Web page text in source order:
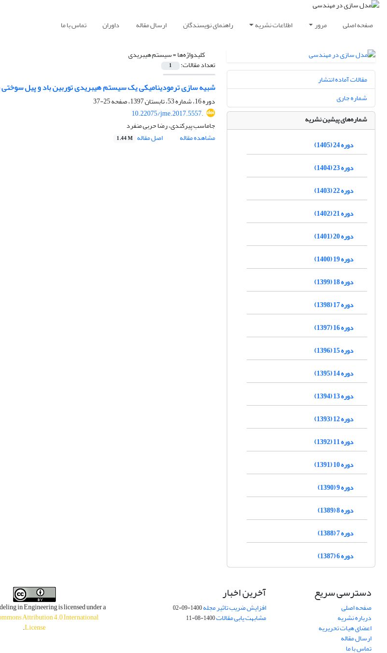
صفحه اصلی مرور اطلاعات نشریه راهنمای نویسندگان ارسال مقاله داوران تماس با ما
کلیدواژه‌ها =سیستم هیبریدی
تعداد مقالات: 1
شبیه سازی ترمودینامیکی یک سیستم هیبریدی توربین باد و پیل
دوره 16، شماره 53، تابستان 1397، صفحه
25-37
10.22075/jme.2017.5557.
جاماسب پیرکندی، رضا حربی منفرد
مشاهده مقاله
اصل مقاله 1.44 M
مقالات آماده انتشار
شماره جاری
شماره‌های پیشین نشریه
دوره 24 (1405)
دوره 23 (1404)
دوره 22 (1403)
دوره 21 (1402)
دوره 20 (1401)
دوره 19 (1400)
دوره 18 (1399)
دوره 17 (1398)
دوره 16 (1397)
دوره 15 (1396)
دوره 14 (1395)
دوره 13 (1394)
دوره 12 (1393)
دوره 11 (1392)
دوره 10 (1391)
دوره 9 (1390)
دوره 8 (1389)
دوره 7 (1388)
دوره 6 (1387)
دسترسی سریع
صفحه اصلی
درباره نشریه
اعضای هیات تحریریه
ارسال مقاله
تماس با ما
آخرین اخبار
افزایش ضریب تاثیر مجله1400-09-02
مشابهت یابی مقالات1400-08-11
in Engineering is licensed under a
Attribution 4.0 International
License
.